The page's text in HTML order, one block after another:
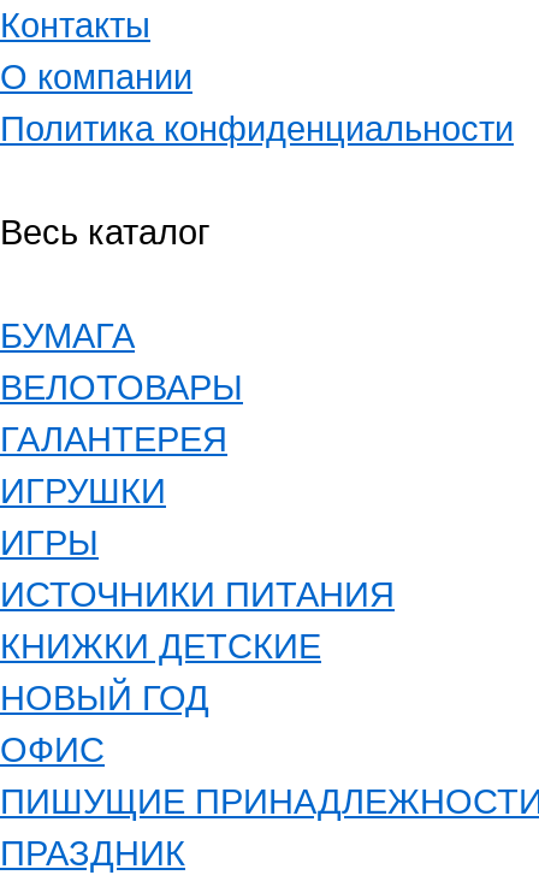
Контакты
О компании
Политика конфиденциальности
Весь каталог
БУМАГА
ВЕЛОТОВАРЫ
ГАЛАНТЕРЕЯ
ИГРУШКИ
ИГРЫ
ИСТОЧНИКИ ПИТАНИЯ
КНИЖКИ ДЕТСКИЕ
НОВЫЙ ГОД
ОФИС
ПИШУЩИЕ
ПРАЗДНИК